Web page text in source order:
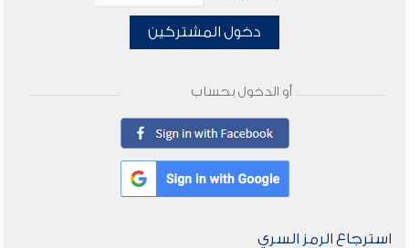
دخول المشتركين
أو الدخول بحساب
استرجاع الرمز السري